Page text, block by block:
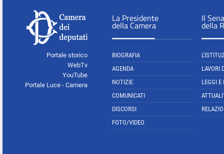
Portale storico
WebTv
YouTube
Portale Luce - Camera
La Presidente
della Camera
BIOGRAFIA
AGENDA
NOTIZIE
COMUNICATI
DISCORSI
FOTO/VIDEO
Il
della
LAVORI
LEGGI E